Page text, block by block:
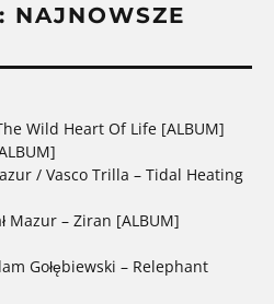
NAJNOWSZE
Wild Heart Of Life [ALBUM]
/ Vasco Trilla – Tidal Heating
Mazur – Ziran [ALBUM]
Gołębiewski – Relephant